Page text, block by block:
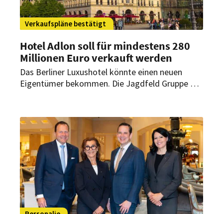
Verkaufspläne bestätigt
Hotel Adlon soll für mindestens 280
Millionen Euro verkauft werden
Das Berliner Luxushotel könnte einen neuen
Eigentümer bekommen. Die Jagdfeld Gruppe hat
des Eigentümerfonds zustimmen.